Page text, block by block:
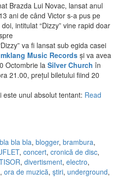
Brazda Lui Novac, lansat anul
ani de când Victor s-a pus pe
intitulat “Dizzy” vine rapid doar
va fi lansat sub egida casei
Music Records și va avea
Octombrie la Silver Church în
21.00, prețul biletului fiind 20
este unul absolut tentant: Read
Dizzy – lansare de album
bla bla bla, blogger, brambura,
, concert, cronică de disc,
, divertisment, electro,
, ora de muzică, ştiri, underground,